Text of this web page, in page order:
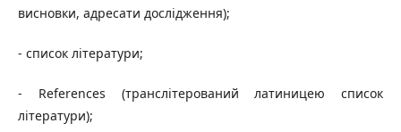
висновки, адресати дослідження);
- список літератури;
- References (транслітерований латиницею список
літератури);